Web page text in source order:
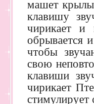
машет
клавишу
чирикает и
обрывается
чтобы
свою
клавиши
чирикает
стимулирует